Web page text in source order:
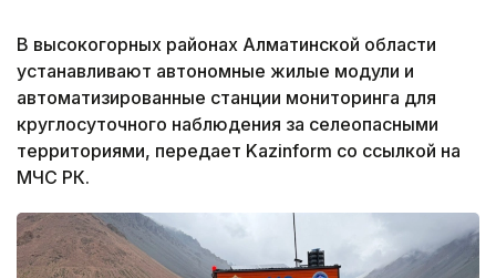
В высокогорных районах Алматинской области
устанавливают автономные жилые модули и
автоматизированные станции мониторинга для
круглосуточного наблюдения за селеопасными
территориями, передает Kazinform со ссылкой на
МЧС РК.